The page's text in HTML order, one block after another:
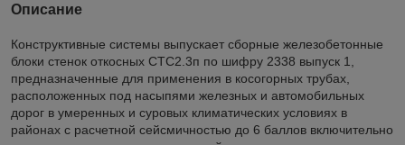
Описание
Конструктивные системы выпускает сборные железобетонные
блоки стенок откосных СТС2.3п по шифру 2338 выпуск 1,
предназначенные для применения в косогорных трубах,
расположенных под насыпями железных и автомобильных
дорог в умеренных и суровых климатических условиях в
районах с расчетной сейсмичностью до 6 баллов включительно